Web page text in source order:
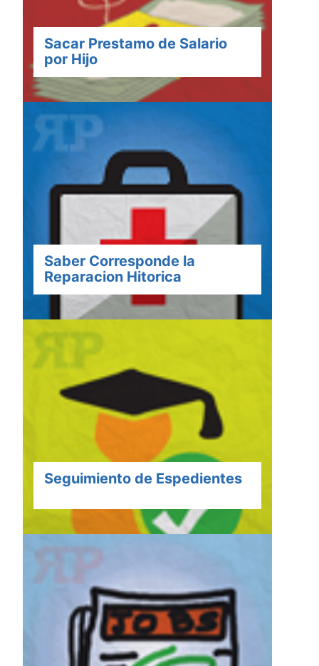
Sacar Prestamo de Salario
por Hijo
Saber Corresponde la
Reparacion Hitorica
Seguimiento de Espedientes